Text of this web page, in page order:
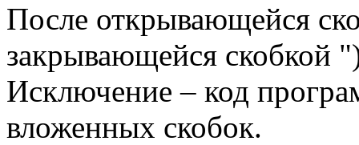
После открывающейся
закрывающейся скобкой
Исключение – код
вложенных скобок.